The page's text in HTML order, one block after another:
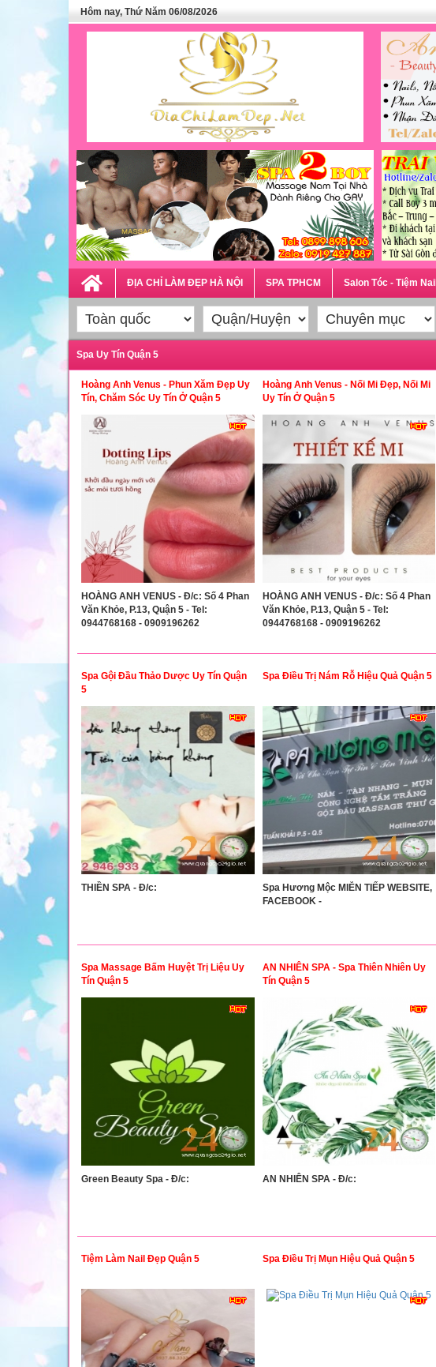
Hôm nay, Thứ Năm 06/08/2026
ĐỊA CHỈ LÀM ĐẸP HÀ NỘI SPA TPHCM Salon Tóc - Tiệm Nail
Spa Uy Tín Quận 5
Hoàng Anh Venus - Phun Xăm Đẹp Uy
Tín, Chăm Sóc Uy Tín Ở Quận 5
HOÀNG ANH VENUS - Đ/c: Số 4 Phan
Văn Khỏe, P.13, Quận 5 - Tel:
0944768168 - 0909196262
Hoàng Anh Venus - Nối Mi Đẹp, Nối Mi
Uy Tín Ở Quận 5
HOÀNG ANH VENUS - Đ/c: Số 4 Phan
Văn Khỏe, P.13, Quận 5 - Tel:
0944768168 - 0909196262
Spa Gội Đầu Thảo Dược Uy Tín Quận
5
THIỀN SPA - Đ/c:
Spa Điều Trị Nám Rỗ Hiệu Quả Quận 5
Spa Hương Mộc MIỄN TIẾP WEBSITE,
FACEBOOK -
Spa Massage Bấm Huyệt Trị Liệu Uy
Tín Quận 5
Green Beauty Spa - Đ/c:
AN NHIÊN SPA - Spa Thiên Nhiên Uy
Tín Quận 5
AN NHIÊN SPA - Đ/c:
Tiệm Làm Nail Đẹp Quận 5 Spa Điều Trị Mụn Hiệu Quả Quận 5